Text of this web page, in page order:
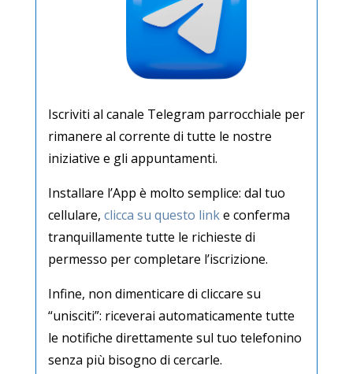
Iscriviti al canale Telegram parrocchiale per
rimanere al corrente di tutte le nostre
iniziative e gli appuntamenti.
Installare l’App è molto semplice: dal tuo
cellulare, clicca su questo linke conferma
tranquillamente tutte le richieste di
permesso per completare l’iscrizione.
Infine, non dimenticare di cliccare su
“unisciti”: riceverai automaticamente tutte
le notifiche direttamente sul tuo telefonino
senza più bisogno di cercarle.